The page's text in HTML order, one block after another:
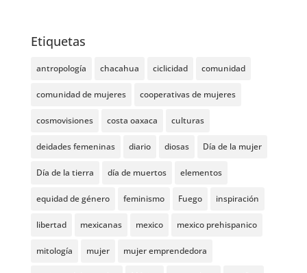
Etiquetas
antropología chacahua ciclicidad comunidad
comunidad de mujeres cooperativas de mujeres
cosmovisiones costa oaxaca culturas
deidades femeninas diario diosas Día de la mujer
Día de la tierra día de muertos elementos
equidad de género feminismo Fuego inspiración
libertad mexicanas mexico mexico prehispanico
mitología mujer mujer emprendedora